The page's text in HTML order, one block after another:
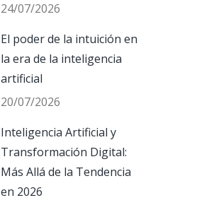
24/07/2026
El poder de la intuición en
la era de la inteligencia
artificial
20/07/2026
Inteligencia Artificial y
Transformación Digital:
Más Allá de la Tendencia
en 2026